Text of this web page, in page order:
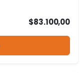
$83.100,00